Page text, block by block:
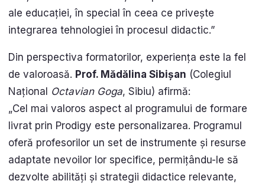
ale educației, în special în ceea ce privește
integrarea tehnologiei în procesul didactic.”
Din perspectiva formatorilor, experiența este la fel
de valoroasă. Prof. Mădălina Sibișan (Colegiul
Național Octavian Goga, Sibiu) afirmă:
„Cel mai valoros aspect al programului de formare
livrat prin Prodigy este personalizarea. Programul
oferă profesorilor un set de instrumente și resurse
adaptate nevoilor lor specifice, permițându-le să
dezvolte abilități și strategii didactice relevante,